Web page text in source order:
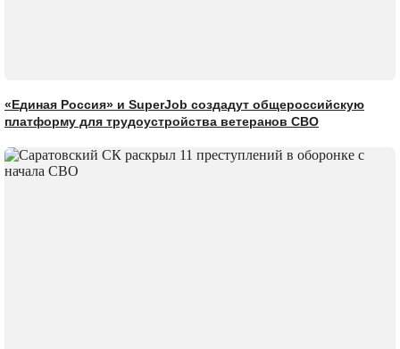
«Единая Россия» и SuperJob создадут общероссийскую
платформу для трудоустройства ветеранов СВО